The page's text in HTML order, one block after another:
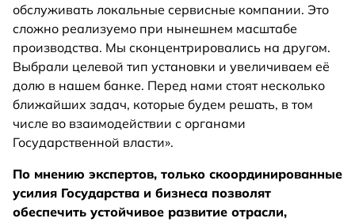
обслуживать локальные сервисные компании. Это
сложно реализуемо при нынешнем масштабе
производства. Мы сконцентрировались на другом.
Выбрали целевой тип установки и увеличиваем её
долю в нашем банке. Перед нами стоят несколько
ближайших задач, которые будем решать, в том
числе во взаимодействии с органами
Государственной власти».
По мнению экспертов, только скоординированные
усилия Государства и бизнеса позволят
обеспечить устойчивое развитие отрасли,